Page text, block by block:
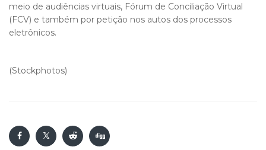
meio de audiências virtuais, Fórum de Conciliação Virtual
(FCV) e também por petição nos autos dos processos
eletrônicos.
(Stockphotos)